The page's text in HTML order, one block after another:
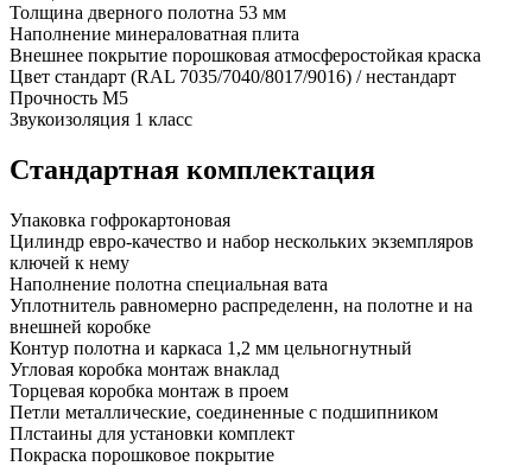
Толщина дверного полотна 53 мм
Наполнение минераловатная плита
Внешнее покрытие порошковая атмосферостойкая краска
Цвет стандарт (RAL 7035/7040/8017/9016) / нестандарт
Прочность М5
Звукоизоляция 1 класс
Стандартная комплектация
Упаковка гофрокартоновая
Цилиндр евро-качество и набор нескольких экземпляров
ключей к нему
Наполнение полотна специальная вата
Уплотнитель равномерно распределенн, на полотне и на
внешней коробке
Контур полотна и каркаса 1,2 мм цельногнутный
Угловая коробка монтаж внаклад
Торцевая коробка монтаж в проем
Петли металлические, соединенные с подшипником
Плстаины для установки комплект
Покраска порошковое покрытие